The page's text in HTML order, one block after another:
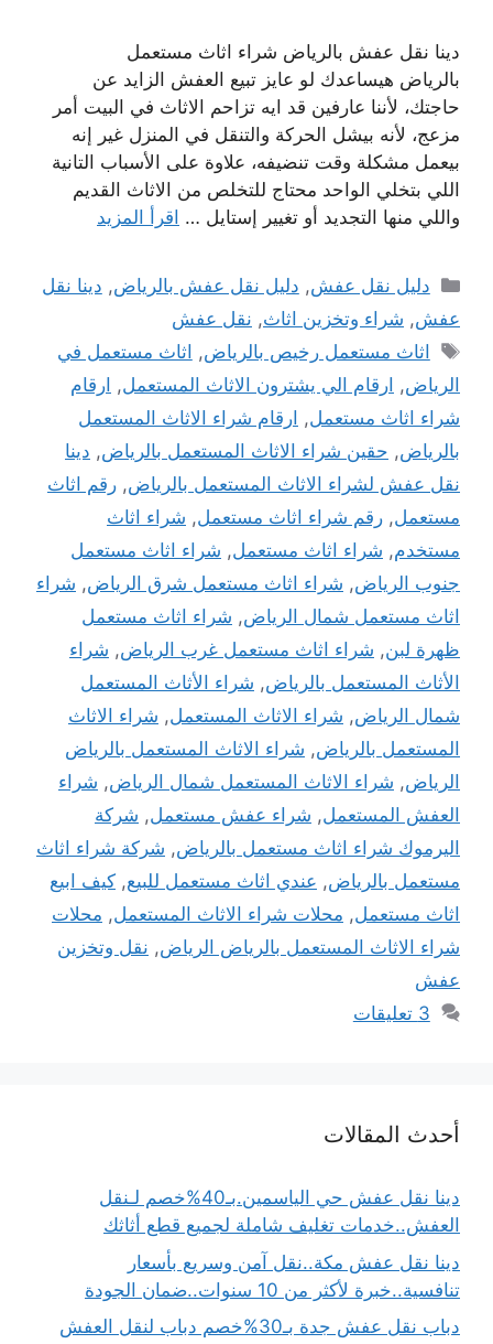
دينا نقل عفش بالرياض شراء اثاث مستعمل
بالرياض هيساعدك لو عايز تبيع العفش الزايد عن
حاجتك، لأننا عارفين قد ايه تزاحم الاثاث في البيت أمر
مزعج، لأنه بيشل الحركة والتنقل في المنزل غير إنه
بيعمل مشكلة وقت تنضيفه، علاوة على الأسباب التانية
اللي بتخلي الواحد محتاج للتخلص من الاثاث القديم
واللي منها التجديد أو تغيير إستايل … اقرأ المزيد
التصنيفات
دليل نقل عفش, دليل نقل عفش بالرياض, دينا نقل
عفش, شراء وتخزين اثاث, نقل عفش
الوسوم
اثاث مستعمل رخيص بالرياض, اثاث مستعمل في
الرياض, ارقام الي يشترون الاثاث المستعمل, ارقام
شراء اثاث مستعمل, ارقام شراء الاثاث المستعمل
بالرياض, حقين شراء الاثاث المستعمل بالرياض, دينا
نقل عفش لشراء الاثاث المستعمل بالرياض, رقم اثاث
مستعمل, رقم شراء اثاث مستعمل, شراء اثاث
مستخدم, شراء اثاث مستعمل, شراء اثاث مستعمل
جنوب الرياض, شراء اثاث مستعمل شرق الرياض, شراء
اثاث مستعمل شمال الرياض, شراء اثاث مستعمل
ظهرة لبن, شراء اثاث مستعمل غرب الرياض, شراء
الأثاث المستعمل بالرياض, شراء الأثاث المستعمل
شمال الرياض, شراء الاثاث المستعمل, شراء الاثاث
المستعمل بالرياض, شراء الاثاث المستعمل بالرياض
الرياض, شراء الاثاث المستعمل شمال الرياض, شراء
العفش المستعمل, شراء عفش مستعمل, شركة
اليرموك شراء اثاث مستعمل بالرياض, شركة شراء اثاث
مستعمل بالرياض, عندي اثاث مستعمل للبيع, كيف ابيع
اثاث مستعمل, محلات شراء الاثاث المستعمل, محلات
شراء الاثاث المستعمل بالرياض الرياض, نقل وتخزين
عفش
3 تعليقات
أحدث المقالات
دينا نقل عفش حي الياسمين.بـ40%خصم لـنقل
العفش..خدمات تغليف شاملة لجميع قطع أثاثك
دينا نقل عفش مكة..نقل آمن وسريع بأسعار
تنافسية..خبرة لأكثر من 10 سنوات..ضمان الجودة
دباب نقل عفش جدة بـ30%خصم دباب لنقل العفش